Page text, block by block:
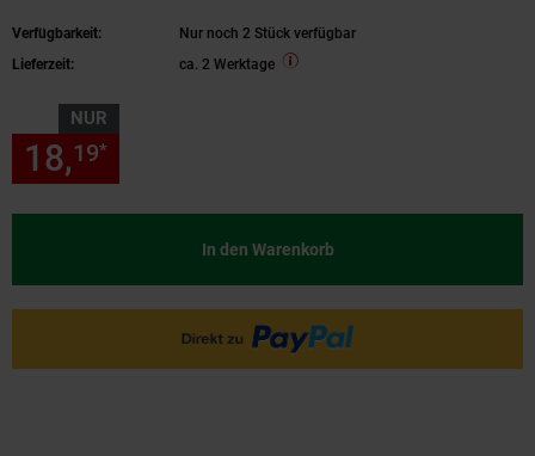
Verfügbarkeit:
Nur noch 2 Stück verfügbar
Lieferzeit:
ca. 2 Werktage
NUR
18,19*
In den Warenkorb